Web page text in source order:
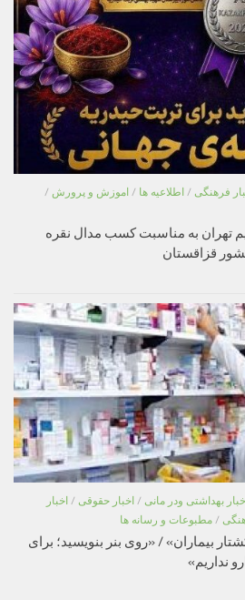
فرهنگی / اطلاعیه ها / اموزش و پرورش /
تهران به مناسبت کسب مدال نقره
قزاقستان
بهداشتی ودر مانی / اخبار حقوقی / اخبار
/ مطبوعات و رسانه ها
بیماران» / «روی بنر بنویسید؛ برای
نداریم»